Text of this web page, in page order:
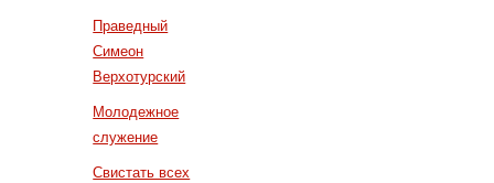
Праведный
Симеон
Верхотурский
Молодежное
служение
Свистать всех